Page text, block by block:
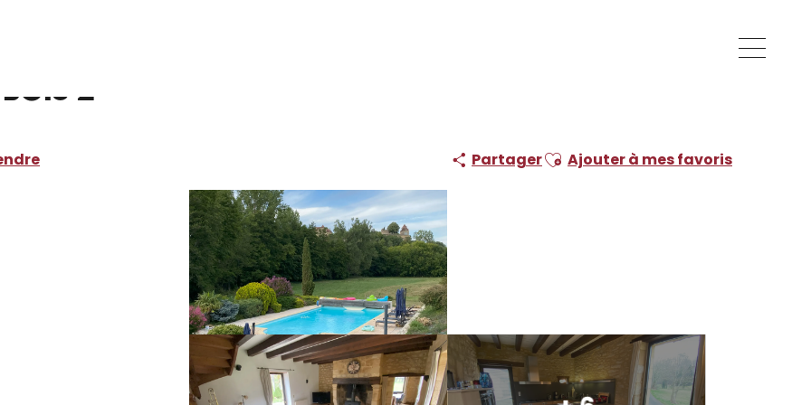
2
PartagerAjouter aux favoris
Ajouter à mes favoris